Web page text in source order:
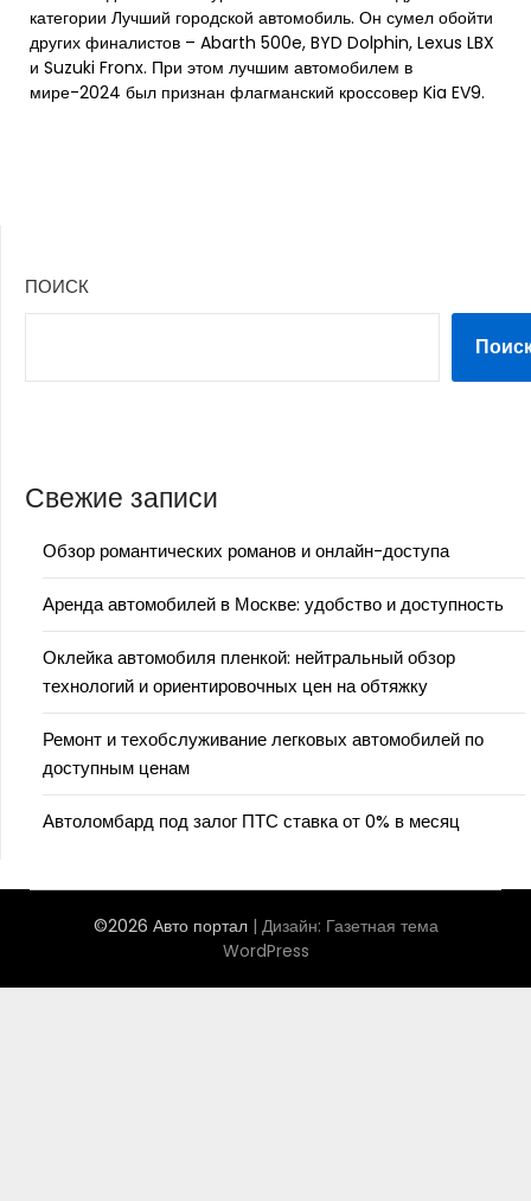
категории Лучший городской автомобиль. Он сумел обойти
других финалистов – Abarth 500e, BYD Dolphin, Lexus LBX
и Suzuki Fronx. При этом лучшим автомобилем в
мире-2024 был признан флагманский кроссовер Kia EV9.
ПОИСК
Свежие записи
Обзор романтических романов и онлайн-доступа
Аренда автомобилей в Москве: удобство и доступность
Оклейка автомобиля пленкой: нейтральный обзор
технологий и ориентировочных цен на обтяжку
Ремонт и техобслуживание легковых автомобилей по
доступным ценам
Автоломбард под залог ПТС ставка от 0% в месяц
©2026 Авто портал | Дизайн: Газетная тема
WordPress